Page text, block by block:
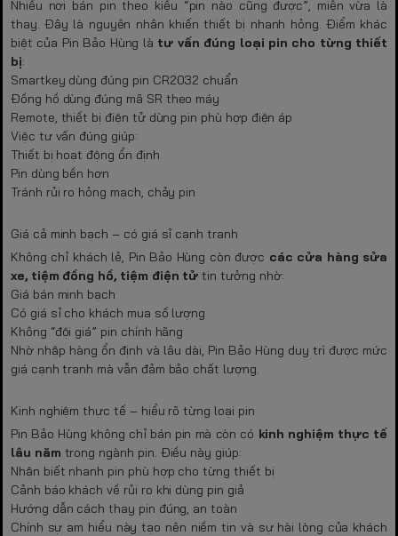
Nhiều nơi bán pin theo kiểu “pin nào cũng được”, miễn vừa là
thay. Đây là nguyên nhân khiến thiết bị nhanh hỏng. Điểm khác
biệt của Pin Bảo Hùng là tư vấn đúng loại pin cho từng thiết
bị:
Smartkey dùng đúng pin CR2032 chuẩn
Đồng hồ dùng đúng mã SR theo máy
Remote, thiết bị điện tử dùng pin phù hợp điện áp
Việc tư vấn đúng giúp:
Thiết bị hoạt động ổn định
Pin dùng bền hơn
Tránh rủi ro hỏng mạch, chảy pin
Giá cả minh bạch – có giá sỉ cạnh tranh
Không chỉ khách lẻ, Pin Bảo Hùng còn được các cửa hàng sửa
xe, tiệm đồng hồ, tiệm điện tử tin tưởng nhờ:
Giá bán minh bạch
Có giá sỉ cho khách mua số lượng
Không “đội giá” pin chính hãng
Nhờ nhập hàng ổn định và lâu dài, Pin Bảo Hùng duy trì được mức
giá cạnh tranh mà vẫn đảm bảo chất lượng.
Kinh nghiệm thực tế – hiểu rõ từng loại pin
Pin Bảo Hùng không chỉ bán pin mà còn có kinh nghiệm thực tế
lâu năm trong ngành pin. Điều này giúp:
Nhận biết nhanh pin phù hợp cho từng thiết bị
Cảnh báo khách về rủi ro khi dùng pin giả
Hướng dẫn cách thay pin đúng, an toàn
Chính sự am hiểu này tạo nên niềm tin và sự hài lòng của khách